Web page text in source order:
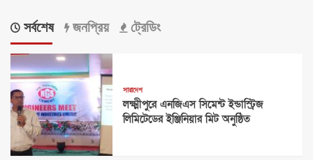
সর্বশেষ জনপ্রিয় ট্রেডিং
সারাদেশ
লক্ষ্মীপুরে এনজিএস সিমেন্ট ইন্ডাস্ট্রিজ
লিমিটেডের ইঞ্জিনিয়ার মিট অনুষ্ঠিত